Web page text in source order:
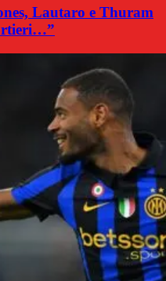
Lautaro e Thuram